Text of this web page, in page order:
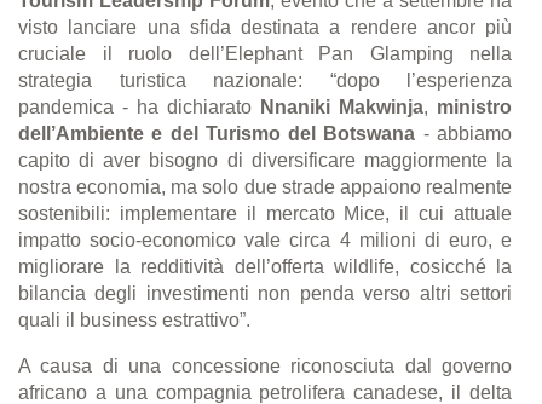
visto lanciare una sfida destinata a rendere ancor più
cruciale il ruolo dell’Elephant Pan Glamping nella
strategia turistica nazionale: “dopo l’esperienza
pandemica - ha dichiarato Nnaniki Makwinja, ministro
dell’Ambiente e del Turismo del Botswana - abbiamo
capito di aver bisogno di diversificare maggiormente la
nostra economia, ma solo due strade appaiono realmente
sostenibili: implementare il mercato Mice, il cui attuale
impatto socio-economico vale circa 4 milioni di euro, e
migliorare la redditività dell’offerta wildlife, cosicché la
bilancia degli investimenti non penda verso altri settori
quali il business estrattivo”.
A causa di una concessione riconosciuta dal governo
africano a una compagnia petrolifera canadese, il delta